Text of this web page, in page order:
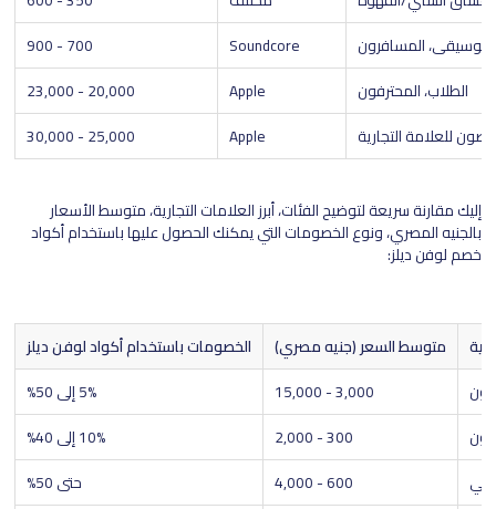
المسافرون
Soundcore
700 - 900
الطلاب، المحترفون
Apple
20,000 - 23,000
للعلامة التجارية
Apple
25,000 - 30,000
إليك مقارنة سريعة لتوضيح الفئات، أبرز العلامات التجارية، متوسط الأسعار
بالجنيه المصري، ونوع الخصومات التي يمكنك الحصول عليها باستخدام أكواد
خصم لوفن ديلز:
متوسط السعر (جنيه مصري)
الخصومات باستخدام أكواد لوفن ديلز
3,000 - 15,000
5% إلى 50%
نون
300 - 2,000
10% إلى 40%
جي
600 - 4,000
حتى 50%